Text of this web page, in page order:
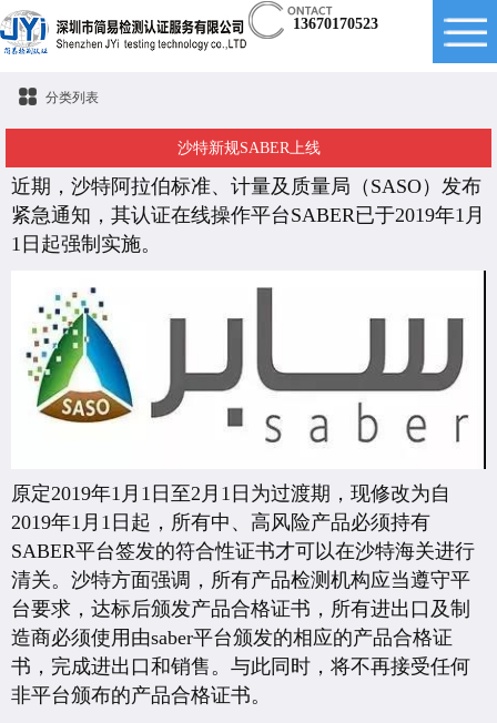
13670170523
分类列表
沙特新规SABER上线
近期，沙特阿拉伯标准、计量及质量局（SASO）发布
紧急通知，其认证在线操作平台SABER已于2019年1月
1日起强制实施。
原定2019年1月1日至2月1日为过渡期，现修改为自
2019年1月1日起，所有中、高风险产品必须持有
SABER平台签发的符合性证书才可以在沙特海关进行
清关。沙特方面强调，所有产品检测机构应当遵守平
台要求，达标后颁发产品合格证书，所有进出口及制
造商必须使用由saber平台颁发的相应的产品合格证
书，完成进出口和销售。与此同时，将不再接受任何
非平台颁布的产品合格证书。